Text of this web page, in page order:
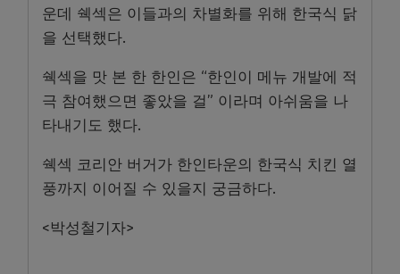
운데 쉑섹은 이들과의 차별화를 위해 한국식 닭
을 선택했다.
쉑섹을 맛 본 한 한인은 “한인이 메뉴 개발에 적
극 참여했으면 좋았을 걸” 이라며 아쉬움을 나
타내기도 했다.
쉑섹 코리안 버거가 한인타운의 한국식 치킨 열
풍까지 이어질 수 있을지 궁금하다.
<박성철기자>